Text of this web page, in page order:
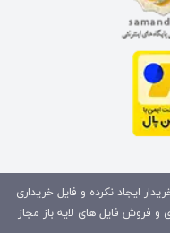
ایجاد نکرده و فایل خریداری
فروش فایل های لایه باز مجاز